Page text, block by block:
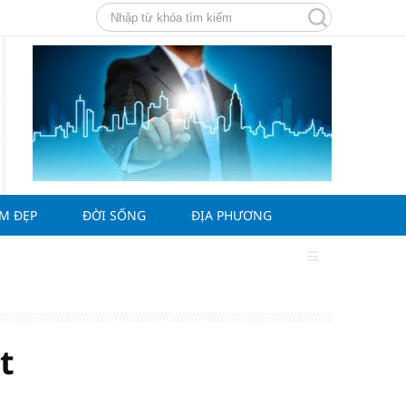
ĐẸP ĐỜI SỐNG ĐỊA PHƯƠNG